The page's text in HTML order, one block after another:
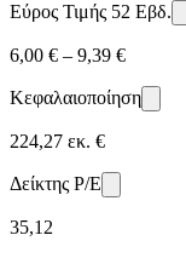
Εύρος Τιμής 52 Εβδ.
6,00 € – 9,39 €
Κεφαλαιοποίηση
224,27 εκ. €
Δείκτης P/E
35,12